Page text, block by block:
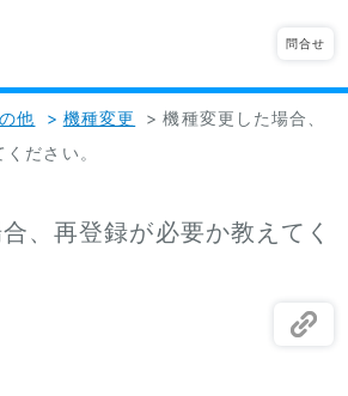
問合せ
他 > 機種変更 > 機種変更した場合、
ださい。
、再登録が必要か教えてく